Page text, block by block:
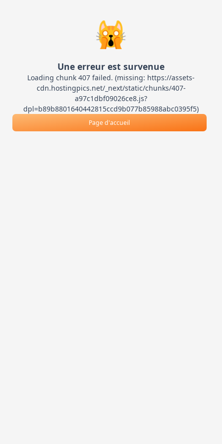
🙀
Une erreur est survenue
Loading chunk 407 failed. (missing: https://assets-
cdn.hostingpics.net/_next/static/chunks/407-
a97c1dbf09026ce8.js?
dpl=b89b8801640442815ccd9b077b85988abc0395f5)
Page d'accueil